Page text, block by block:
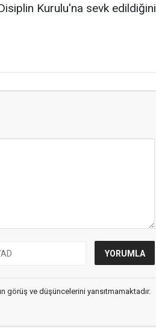
Kurulu'na sevk edildiğini
görüş ve düşüncelerini yansıtmamaktadır.